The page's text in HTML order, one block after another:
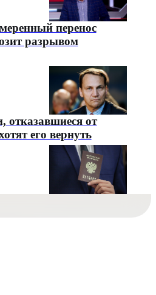
перенос
разрывом
от
его вернуть